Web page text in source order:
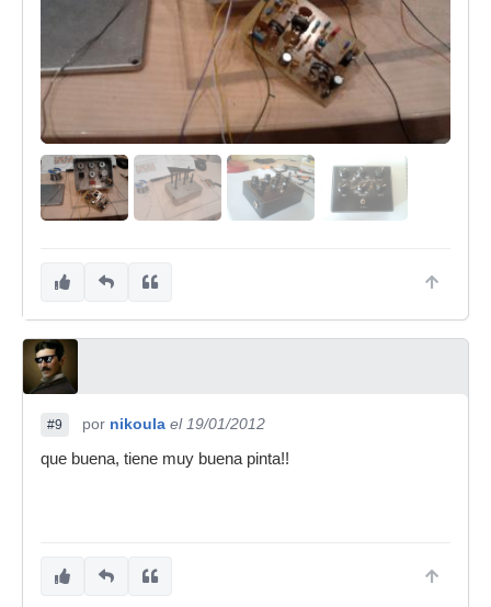
#9 por nikoula el 19/01/2012
que buena, tiene muy buena pinta!!